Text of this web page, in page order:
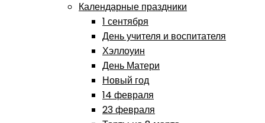
Календарные праздники
1 сентября
День учителя и воспитателя
Хэллоуин
День Матери
Новый год
14 февраля
23 февраля